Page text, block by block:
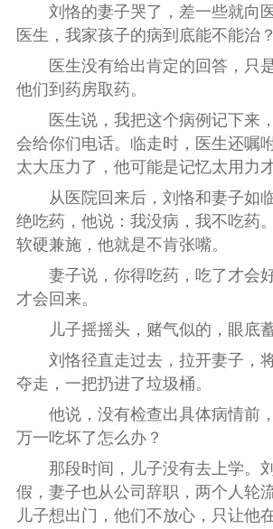
刘恪的妻子哭了，差一些就向医
医生，我家孩子的病到底能不能治？
医生没有给出肯定的回答，只
他们到药房取药。
医生说，我把这个病例记下来
会给你们电话。临走时，医生还嘱
太大压力了，他可能是记忆太用力
从医院回来后，刘恪和妻子如
绝吃药，他说：我没病，我不吃药
软硬兼施，他就是不肯张嘴。
妻子说，你得吃药，吃了才会
才会回来。
儿子摇摇头，赌气似的，眼底蓄
刘恪径直走过去，拉开妻子，
夺走，一把扔进了垃圾桶。
他说，没有检查出具体病情前，
万一吃坏了怎么办？
那段时间，儿子没有去上学。
假，妻子也从公司辞职，两个人轮
儿子想出门，他们不放心，只让他